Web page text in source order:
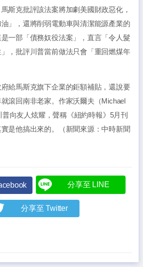
馬斯克批評該法案將加劇美國財政惡化，
」，還將削弱電動車與清潔能源產業的
一部「債務奴役法案」，直言「令人髮
，批評川普當前做法只會「重回燃煤年
給馬斯克旗下企業的鉅額補貼，還說要
滾回南非老家。作家沃爾夫（Michael
向友人炫耀，聲稱《紐約時報》5月刊
是他搞出來的。（新聞來源：中時新聞
分享至 LINE
分享至 Twitter